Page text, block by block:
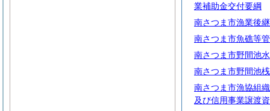
業補助金交付要綱
南さつま市漁業後
南さつま市魚礁等
南さつま市野間池
南さつま市野間池
南さつま市漁協組
及び信用事業譲渡